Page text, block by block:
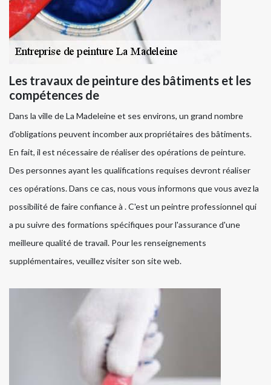
Les travaux de peinture des bâtiments et les
compétences de
Dans la ville de La Madeleine et ses environs, un grand nombre
d'obligations peuvent incomber aux propriétaires des bâtiments.
En fait, il est nécessaire de réaliser des opérations de peinture.
Des personnes ayant les qualifications requises devront réaliser
ces opérations. Dans ce cas, nous vous informons que vous avez la
possibilité de faire confiance à . C'est un peintre professionnel qui
a pu suivre des formations spécifiques pour l'assurance d'une
meilleure qualité de travail. Pour les renseignements
supplémentaires, veuillez visiter son site web.